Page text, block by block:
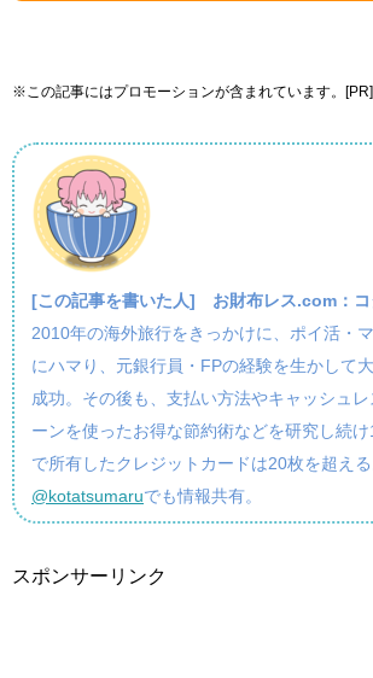
※この記事にはプロモーションが含まれています。[PR]
[この記事を書いた人] お財布レス.com：
2010年の海外旅行をきっかけに、ポイ活・
にハマり、元銀行員・FPの経験を生かして
成功。その後も、支払い方法やキャッシュ
ーンを使ったお得な節約術などを研究し続
で所有したクレジットカードは20枚を超える
@kotatsumaruでも情報共有。
スポンサーリンク